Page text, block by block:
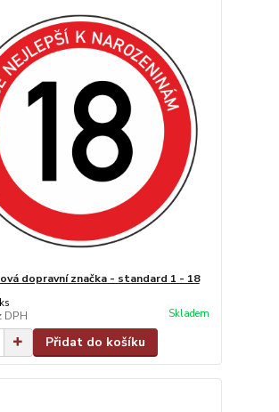
dopravní značka - standard 1 - 18
DPH Skladem
Přidat do košíku